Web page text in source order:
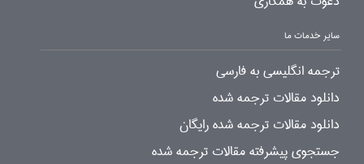
سایر خدمات ما
ترجمه انگلیسی به فارسی
دانلود مقالات ترجمه شده
دانلود مقالات ترجمه شده رایگان
جستجوی پیشرفته مقالات ترجمه شده